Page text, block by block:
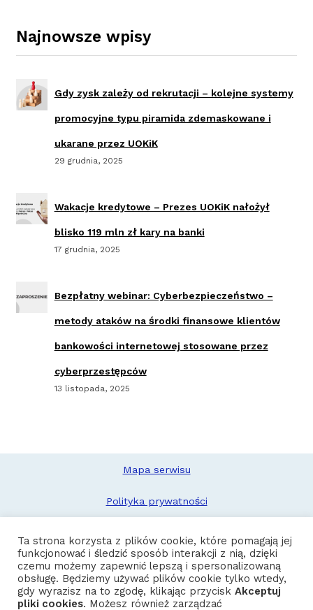
Najnowsze wpisy
Gdy zysk zależy od rekrutacji – kolejne systemy
promocyjne typu piramida zdemaskowane i
ukarane przez UOKiK
29 grudnia, 2025
Wakacje kredytowe – Prezes UOKiK nałożył
blisko 119 mln zł kary na banki
17 grudnia, 2025
Bezpłatny webinar: Cyberbezpieczeństwo –
metody ataków na środki finansowe klientów
bankowości internetowej stosowane przez
cyberprzestępców
13 listopada, 2025
Mapa serwisu
Polityka prywatności
Zgłoś problem
Ta strona korzysta z plików cookie, które pomagają jej
funkcjonować i śledzić sposób interakcji z nią, dzięki
czemu możemy zapewnić lepszą i spersonalizowaną
obsługę. Będziemy używać plików cookie tylko wtedy,
gdy wyrazisz na to zgodę, klikając przycisk Akceptuj
pliki cookies. Możesz również zarządzać